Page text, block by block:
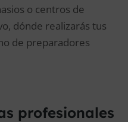
o centros de
dónde realizarás tus
de preparadores
profesionales